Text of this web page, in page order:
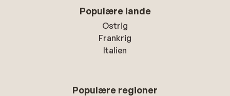
Populære lande
Ostrig
Frankrig
Italien
Populære regioner